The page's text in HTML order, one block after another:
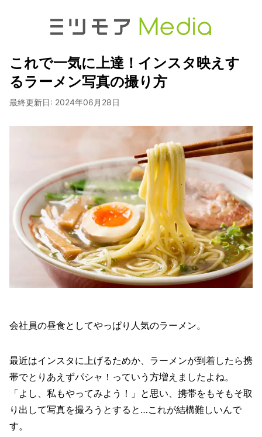
これで一気に上達！インスタ映えす
るラーメン写真の撮り方
最終更新日: 2024年06月28日
会社員の昼食としてやっぱり人気のラーメン。
最近はインスタに上げるためか、ラーメンが到着したら携
帯でとりあえずパシャ！っていう方増えましたよね。
「よし、私もやってみよう！」と思い、携帯をもそもそ取
り出して写真を撮ろうとすると…これが結構難しいんで
す。